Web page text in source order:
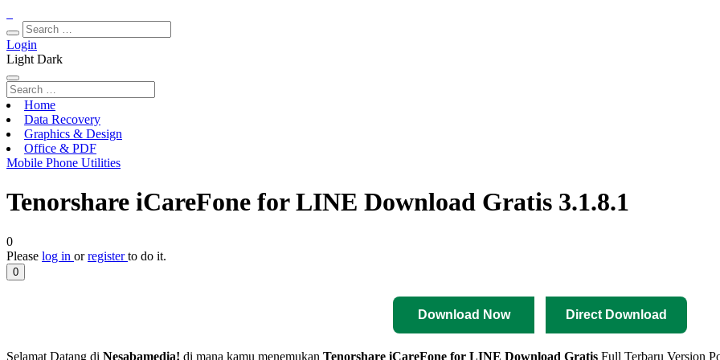
Login
Light Dark
Home
Data Recovery
Graphics & Design
Office & PDF
Mobile Phone Utilities
Tenorshare iCareFone for LINE Download Gratis 3.1.8.1
0
Please log in orregisterto do it.
0
Download Now Direct Download
Selamat Datang di Nesabamedia! di mana kamu menemukan Tenorshare iCareFone for LINE Download Gratis Full Terbaru Version